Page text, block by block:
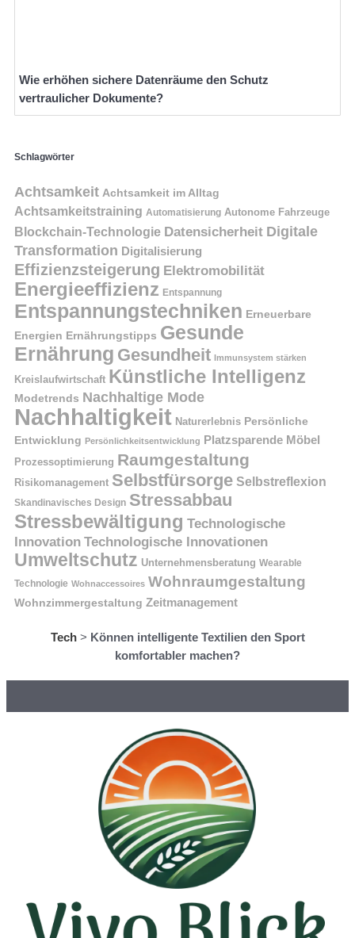
Wie erhöhen sichere Datenräume den Schutz
vertraulicher Dokumente?
Schlagwörter
Achtsamkeit Achtsamkeit im Alltag
Achtsamkeitstraining Automatisierung Autonome Fahrzeuge
Blockchain-Technologie Datensicherheit Digitale
Transformation Digitalisierung
Effizienzsteigerung Elektromobilität
Energieeffizienz Entspannung
Entspannungstechniken Erneuerbare
Energien Ernährungstipps Gesunde
Ernährung Gesundheit Immunsystem stärken
Kreislaufwirtschaft Künstliche Intelligenz
Modetrends Nachhaltige Mode
Nachhaltigkeit Naturerlebnis Persönliche
Entwicklung Persönlichkeitsentwicklung Platzsparende Möbel
Prozessoptimierung Raumgestaltung
Risikomanagement Selbstfürsorge Selbstreflexion
Skandinavisches Design Stressabbau
Stressbewältigung Technologische
Innovation Technologische Innovationen
Umweltschutz Unternehmensberatung Wearable
Technologie Wohnaccessoires Wohnraumgestaltung
Wohnzimmergestaltung Zeitmanagement
Tech> Können intelligente Textilien den Sport
komfortabler machen?